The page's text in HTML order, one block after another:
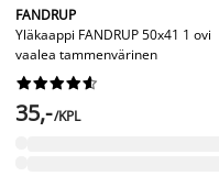
FANDRUP
Yläkaappi FANDRUP 50x41 1 ovi
vaalea tammenvärinen






35,-/KPL